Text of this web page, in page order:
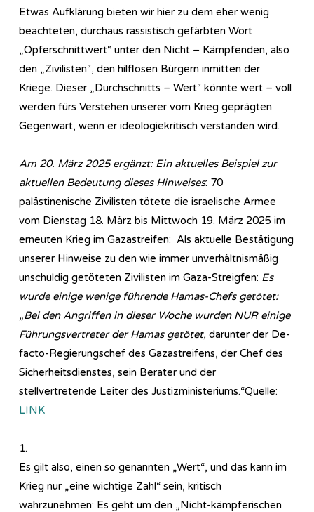
Etwas Aufklärung bieten wir hier zu dem eher wenig
beachteten, durchaus rassistisch gefärbten Wort
„Opferschnittwert“ unter den Nicht – Kämpfenden, also
den „Zivilisten“, den hilflosen Bürgern inmitten der
Kriege. Dieser „Durchschnitts – Wert“ könnte wert – voll
werden fürs Verstehen unserer vom Krieg geprägten
Gegenwart, wenn er ideologiekritisch verstanden wird.
Am 20. März 2025 ergänzt: Ein aktuelles Beispiel zur
aktuellen Bedeutung dieses Hinweises: 70
palästinenische Zivilisten tötete die israelische Armee
vom Dienstag 18. März bis Mittwoch 19. März 2025 im
erneuten Krieg im Gazastreifen: Als aktuelle Bestätigung
unserer Hinweise zu den wie immer unverhältnismäßig
unschuldig getöteten Zivilisten im Gaza-Streigfen: Es
wurde einige wenige führende Hamas-Chefs getötet:
„Bei den Angriffen in dieser Woche wurden NUR einige
Führungsvertreter der Hamas getötet, darunter der De-
facto-Regierungschef des Gazastreifens, der Chef des
Sicherheitsdienstes, sein Berater und der
stellvertretende Leiter des Justizministeriums.“Quelle:
LINK
1.
Es gilt also, einen so genannten „Wert“, und das kann im
Krieg nur „eine wichtige Zahl“ sein, kritisch
wahrzunehmen: Es geht um den „Nicht-kämpferischen